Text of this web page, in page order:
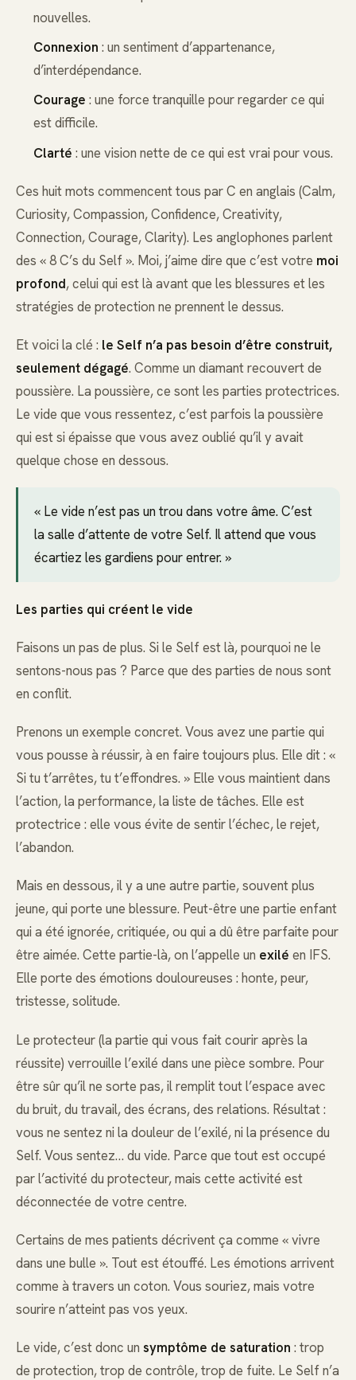
nouvelles.
Connexion : un sentiment d’appartenance,
d’interdépendance.
Courage : une force tranquille pour regarder ce qui
est difficile.
Clarté : une vision nette de ce qui est vrai pour vous.
Ces huit mots commencent tous par C en anglais (Calm,
Curiosity, Compassion, Confidence, Creativity,
Connection, Courage, Clarity). Les anglophones parlent
des « 8 C’s du Self ». Moi, j’aime dire que c’est votre moi
profond, celui qui est là avant que les blessures et les
stratégies de protection ne prennent le dessus.
Et voici la clé : le Self n’a pas besoin d’être construit,
seulement dégagé. Comme un diamant recouvert de
poussière. La poussière, ce sont les parties protectrices.
Le vide que vous ressentez, c’est parfois la poussière
qui est si épaisse que vous avez oublié qu’il y avait
quelque chose en dessous.
« Le vide n’est pas un trou dans votre âme. C’est
la salle d’attente de votre Self. Il attend que vous
écartiez les gardiens pour entrer. »
Les parties qui créent le vide
Faisons un pas de plus. Si le Self est là, pourquoi ne le
sentons-nous pas ? Parce que des parties de nous sont
en conflit.
Prenons un exemple concret. Vous avez une partie qui
vous pousse à réussir, à en faire toujours plus. Elle dit : «
Si tu t’arrêtes, tu t’effondres. » Elle vous maintient dans
l’action, la performance, la liste de tâches. Elle est
protectrice : elle vous évite de sentir l’échec, le rejet,
l’abandon.
Mais en dessous, il y a une autre partie, souvent plus
jeune, qui porte une blessure. Peut-être une partie enfant
qui a été ignorée, critiquée, ou qui a dû être parfaite pour
être aimée. Cette partie-là, on l’appelle un exilé en IFS.
Elle porte des émotions douloureuses : honte, peur,
tristesse, solitude.
Le protecteur (la partie qui vous fait courir après la
réussite) verrouille l’exilé dans une pièce sombre. Pour
être sûr qu’il ne sorte pas, il remplit tout l’espace avec
du bruit, du travail, des écrans, des relations. Résultat :
vous ne sentez ni la douleur de l’exilé, ni la présence du
Self. Vous sentez… du vide. Parce que tout est occupé
par l’activité du protecteur, mais cette activité est
déconnectée de votre centre.
Certains de mes patients décrivent ça comme « vivre
dans une bulle ». Tout est étouffé. Les émotions arrivent
comme à travers un coton. Vous souriez, mais votre
sourire n’atteint pas vos yeux.
Le vide, c’est donc un symptôme de saturation : trop
de protection, trop de contrôle, trop de fuite. Le Self n’a